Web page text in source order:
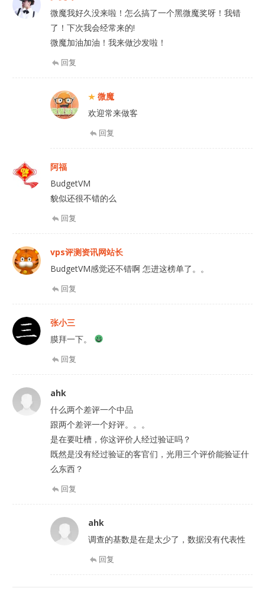
微魔我好久没来啦！怎么搞了一个黑微魔奖呀！我错
了！下次我会经常来的!
微魔加油加油！我来做沙发啦！
回复
微魔
欢迎常来做客
回复
阿福
BudgetVM
貌似还很不错的么
回复
vps评测资讯网站长
BudgetVM感觉还不错啊 怎进这榜单了。。
回复
张小三
膜拜一下。
回复
ahk
什么两个差评一个中品
跟两个差评一个好评。。。
是在要吐槽，你这评价人经过验证吗？
既然是没有经过验证的客官们，光用三个评价能验证什
么东西？
回复
ahk
调查的基数是在是太少了，数据没有代表性
回复